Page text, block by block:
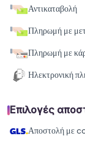
Αντικαταβολή
Πληρωμή με
Πληρωμή με
Ηλεκτρονική
Επιλογές
Αποστολή με